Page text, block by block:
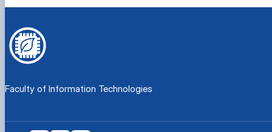
Faculty of Information Technologies